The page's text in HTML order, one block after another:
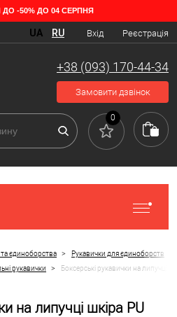
-50% ДО 04 СЕРПНЯ
Вхід Реєстрація
UA RU
+38 (093) 170-44-34
Замовити дзвінок
0
та єдиноборства > Рукавички для єдиноборств
рукавички >
Боксерські рукавички на липучці
на липучці шкіра PU